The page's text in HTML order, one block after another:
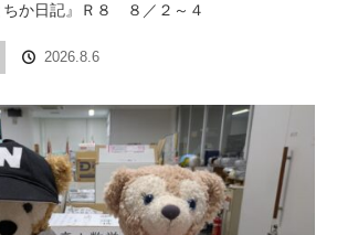
ちか日記』Ｒ８ ８／２～４
2026.8.6